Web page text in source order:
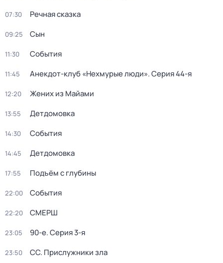
07:30 Речная сказка
09:25 Сын
11:30 События
11:45 Анекдот-клуб «Нехмурые люди». Серия 44-я
12:20 Жених из Майами
13:55 Детдомовка
14:30 События
14:45 Детдомовка
17:55 Подъём с глубины
22:00 События
22:20 СМЕРШ
23:05 90-е. Серия 3-я
23:50 СС. Прислужники зла